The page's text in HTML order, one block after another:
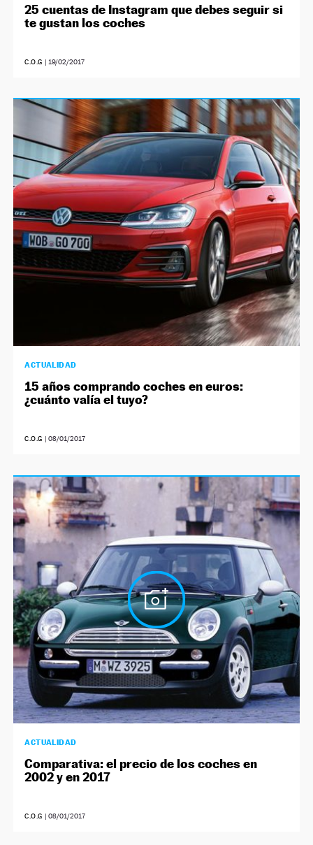
25 cuentas de Instagram que debes seguir si
te gustan los coches
C.O.G | 19/02/2017
ACTUALIDAD
15 años comprando coches en euros:
¿cuánto valía el tuyo?
C.O.G | 08/01/2017
ACTUALIDAD
Comparativa: el precio de los coches en
2002 y en 2017
C.O.G | 08/01/2017